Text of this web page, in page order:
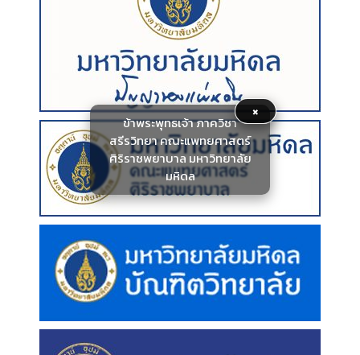
×
ข้าพระพุทธเจ้า ภาควิชา
สรีรวิทยา คณะแพทยศาสตร์
ศิริราชพยาบาล มหาวิทยาลัย
มหิดล